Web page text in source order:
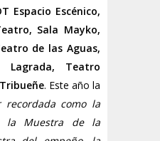
Espacio Escénico,
Sala Mayko,
de las Aguas,
Lagrada, Teatro
. Este año la
recordada como la
la Muestra de la